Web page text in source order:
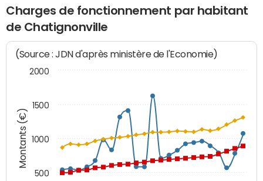
Charges de fonctionnement par habitant
de Chatignonville
Montants (€)
(Source : JDN d'après ministère de l'Economie)
500
1000
1500
2000